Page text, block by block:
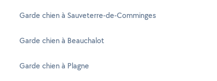
Garde chien à Sauveterre-de-Comminges
Garde chien à Beauchalot
Garde chien à Plagne